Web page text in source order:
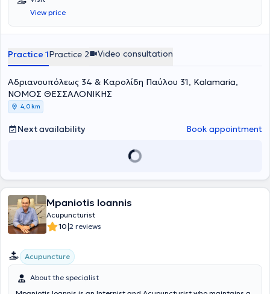
service, she specialized in Internal Medicine at the Pathology Clinic
of Kastoria Hospital and the 2nd Propaedeutic Pathology Clinic of
Hippokration Hospital in Thessaloniki, obtaining her specialty
General Clinic of Thessaloniki from 2005 to 2022.
View price
Practice 1Practice 2 Video consultation
Αδριανουπόλεως 34 & Καρολίδη Παύλου 31, Kalamaria,
ΝΟΜΟΣ ΘΕΣΣΑΛΟΝΙΚΗΣ
4,0 km
Next availability Book appointment
Mpaniotis Ioannis
Acupuncturist
10|2 reviews
Acupuncture
About the specialist